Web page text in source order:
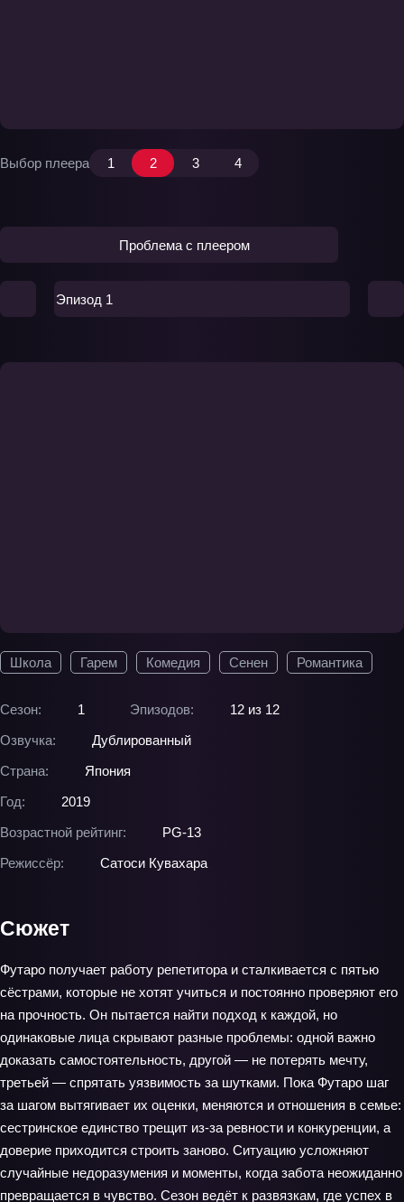
Школа Гарем Комедия Сенен Романтика
Сезон: 1 Эпизодов:
12 из 12
Озвучка:
Дублированный
Страна:
Япония
Год:
2019
Возрастной рейтинг:
PG-13
Режиссёр:
Сатоси Кувахара
Выбор плеера 1 2 3 4
Проблема с плеером
Эпизод 1
Сюжет
Футаро получает работу репетитора и сталкивается с пятью
сёстрами, которые не хотят учиться и постоянно проверяют его
на прочность. Он пытается найти подход к каждой, но
одинаковые лица скрывают разные проблемы: одной важно
доказать самостоятельность, другой — не потерять мечту,
третьей — спрятать уязвимость за шутками. Пока Футаро шаг
за шагом вытягивает их оценки, меняются и отношения в семье:
сестринское единство трещит из‑за ревности и конкуренции, а
доверие приходится строить заново. Ситуацию усложняют
случайные недоразумения и моменты, когда забота неожиданно
превращается в чувство. Сезон ведёт к развязкам, где успех в